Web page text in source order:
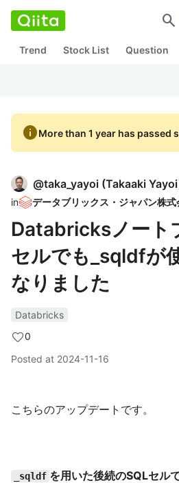
search
Trend Stock List Question
infoMore than 1 year has passed
@taka_yayoi (Takaaki Yayoi
in
Databricksノート
セルでも_sqldfが
なりました
Databricks
0
Posted at 2024-11-16
こちらのアップデートです。
_sqldf を用いた後続のSQLセル